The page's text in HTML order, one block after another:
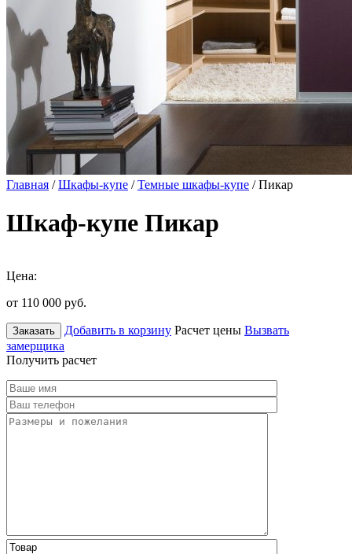
Главная /Шкафы-купе /Темные шкафы-купе / Пикар
Шкаф-купе Пикар
Цена:
от 110 000 руб.
Заказать Добавить в корзину Расчет цены Вызвать
замерщика
Получить расчет